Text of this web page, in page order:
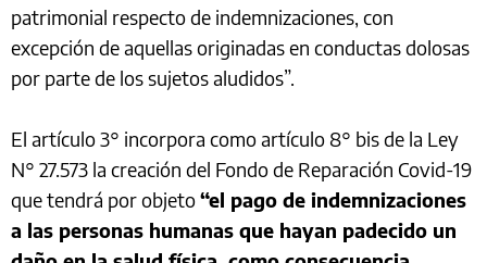
patrimonial respecto de indemnizaciones, con
excepción de aquellas originadas en conductas dolosas
por parte de los sujetos aludidos”.
El artículo 3° incorpora como artículo 8° bis de la Ley
N° 27.573 la creación del Fondo de Reparación Covid-19
que tendrá por objeto“el pago de indemnizaciones
a las personas humanas que hayan padecido un